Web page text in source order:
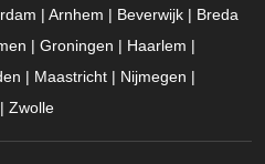
| Arnhem | Beverwijk | Breda
| Groningen | Haarlem |
| Maastricht | Nijmegen |
Zwolle